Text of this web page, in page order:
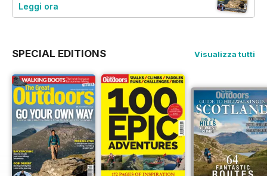
Leggi ora
SPECIAL EDITIONS Visualizza tutti